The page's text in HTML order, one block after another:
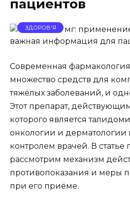
пациентов
ЗДОРОВ'Я
Современная
множество средств для
тяжёлых заболеваний, и
Этот препарат,
которого является
онкологии и дерматологии
контролем врачей. В статье
рассмотрим механизм
противопоказания и меры
при его приёме.